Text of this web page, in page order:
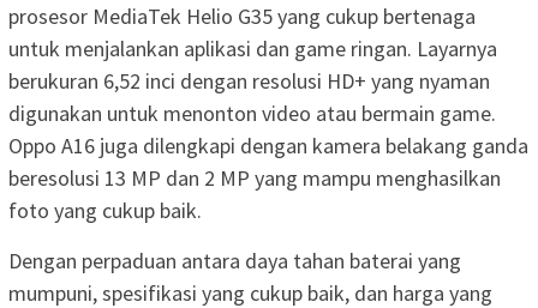
prosesor MediaTek Helio G35 yang cukup bertenaga
untuk menjalankan aplikasi dan game ringan. Layarnya
berukuran 6,52 inci dengan resolusi HD+ yang nyaman
digunakan untuk menonton video atau bermain game.
Oppo A16 juga dilengkapi dengan kamera belakang ganda
beresolusi 13 MP dan 2 MP yang mampu menghasilkan
foto yang cukup baik.
Dengan perpaduan antara daya tahan baterai yang
mumpuni, spesifikasi yang cukup baik, dan harga yang